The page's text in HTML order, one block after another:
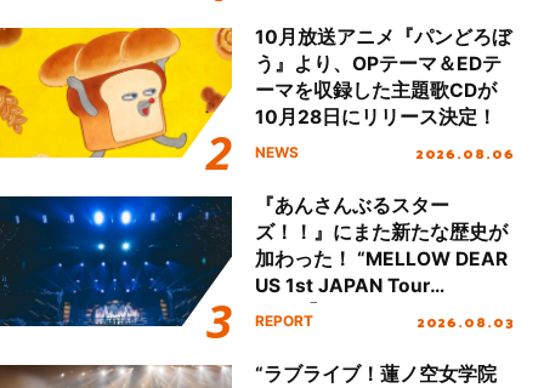
10月放送アニメ『パンどろぼ
う』より、OPテーマ＆EDテ
ーマを収録した主題歌CDが
10月28日にリリース決定！
NEWS 2026.08.06
『あんさんぶるスター
ズ！！』にまた新たな歴史が
加わった！ “MELLOW DEAR
US 1st JAPAN Tour
Final「NICE to meet YOU
ート!!
REPORT 2026.08.03
“ラブライブ！蓮ノ空女学院